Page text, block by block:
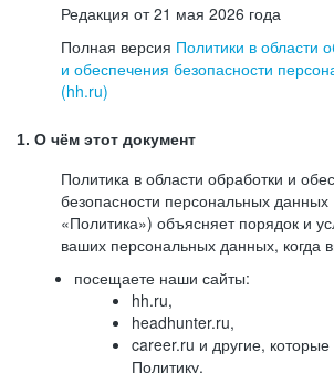
Редакция от 21 мая 2026 года
Полная версия Политики в области
и обеспечения безопасности
(hh.ru)
1. О чём этот документ
Политика в области обработки и
безопасности персональных
«Политика») объясняет порядок и
ваших персональных данных, когда
посещаете наши сайты:
hh.ru,
headhunter.ru,
career.ru и другие,
Политику,